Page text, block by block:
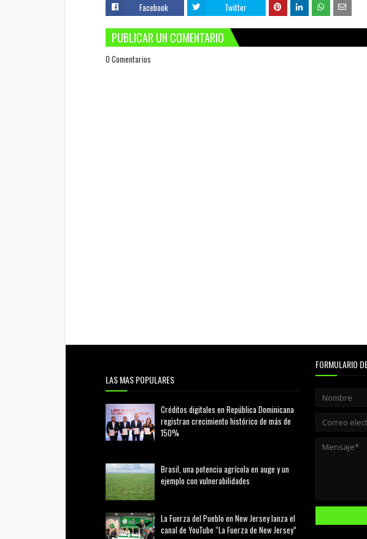
Facebook Twitter
PUBLICAR UN COMENTARIO
0 Comentarios
LAS MAS POPULARES
Créditos digitales en República Dominicana
registran crecimiento histórico de más de
150%
Brasil, una potencia agrícola en auge y un
ejemplo con vulnerabilidades
La Fuerza del Pueblo en New Jersey lanza el
canal de YouTube “La Fuerza de New Jersey”
FORMULARIO